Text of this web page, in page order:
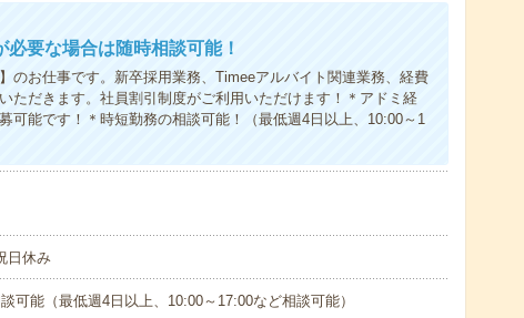
要な場合は随時相談可能！
のお仕事です。新卒採用業務、Timeeアルバイト関連業務、経費
ただきます。社員割引制度がご利用いただけます！＊アドミ経
可能です！＊時短勤務の相談可能！（最低週4日以上、10:00～1
日休み
可能（最低週4日以上、10:00～17:00など相談可能）